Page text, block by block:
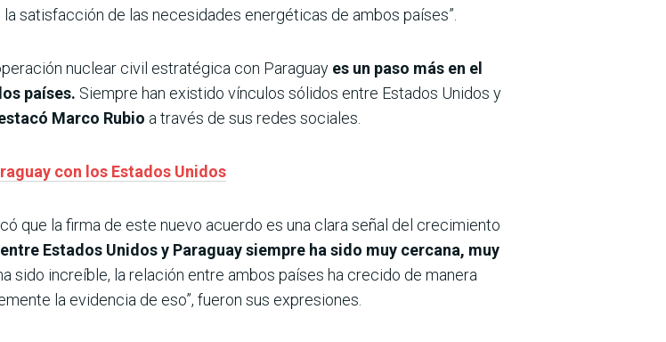
satisfacción de las necesidades energéticas de ambos países”.
nuclear civil estratégica con Paraguay es un paso más en el
países. Siempre han existido vínculos sólidos entre Estados Unidos y
Marco Rubio a través de sus redes sociales.
con los Estados Unidos
que la firma de este nuevo acuerdo es una clara señal del crecimiento
Estados Unidos y Paraguay siempre ha sido muy cercana, muy
sido increíble, la relación entre ambos países ha crecido de manera
la evidencia de eso”, fueron sus expresiones.